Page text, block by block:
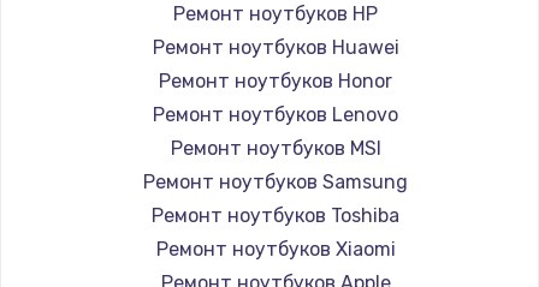
Ремонт ноутбуков HP
Ремонт ноутбуков Huawei
Ремонт ноутбуков Honor
Ремонт ноутбуков Lenovo
Ремонт ноутбуков MSI
Ремонт ноутбуков Samsung
Ремонт ноутбуков Toshiba
Ремонт ноутбуков Xiaomi
Ремонт ноутбуков Apple